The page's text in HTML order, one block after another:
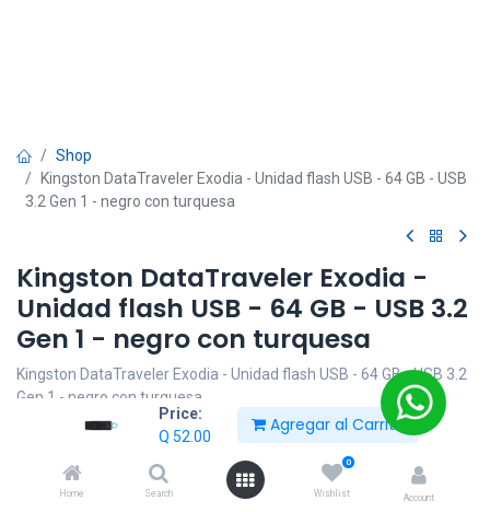
Price:
Q 52.00
Agregar al Carrito
Home Search
0
Wishlist Account
Shop
Kingston DataTraveler Exodia - Unidad flash USB - 64 GB - USB
3.2 Gen 1 - negro con turquesa
Kingston DataTraveler Exodia -
Unidad flash USB - 64 GB - USB 3.2
Gen 1 - negro con turquesa
Kingston DataTraveler Exodia - Unidad flash USB - 64 GB - USB 3.2
Gen 1 - negro con turquesa
52.00